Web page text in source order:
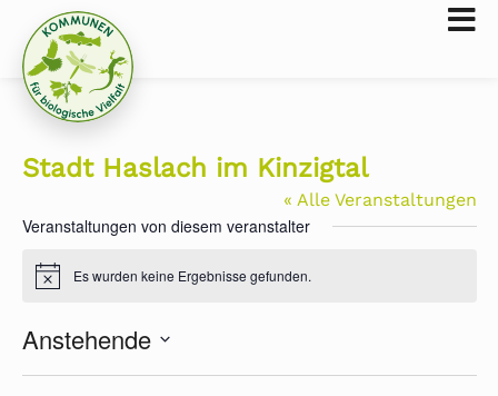
Stadt Haslach im Kinzigtal
« Alle Veranstaltungen
Veranstaltungen von diesem veranstalter
HinweisEs wurden keine Ergebnisse gefunden.
Anstehende
wählen.